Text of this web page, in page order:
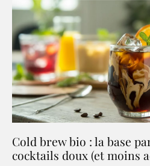
Cold brew bio : la base
cocktails doux (et moins